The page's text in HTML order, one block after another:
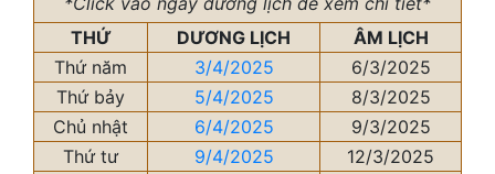
THỨ
DƯƠNG LỊCH
ÂM LỊCH
Thứ năm
3/4/2025
6/3/2025
Thứ bảy
5/4/2025
8/3/2025
Chủ nhật
6/4/2025
9/3/2025
Thứ tư
9/4/2025
12/3/2025